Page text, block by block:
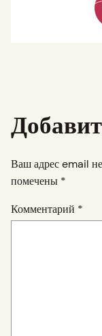
Ваш адрес email
помечены *
Комментарий *